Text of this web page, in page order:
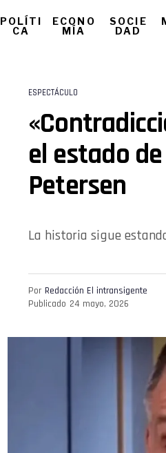
POLÍTI
CA
ECONO
MÍA
SOCIE
DAD
ESPECTÁCULO
el estado
Petersen
La historia sigue
Por Redacción El intransigente
Publicado 24 mayo, 2026